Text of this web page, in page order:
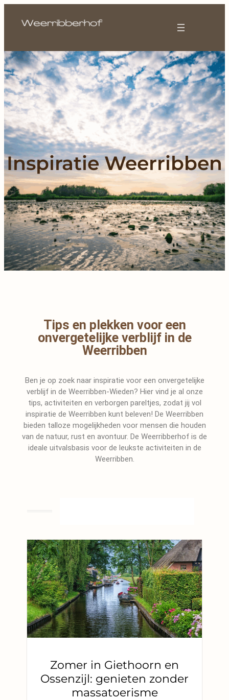
Inspiratie Weerribben
Tips en plekken voor een
onvergetelijke verblijf in de
Weerribben
Ben je op zoek naar inspiratie voor een onvergetelijke
verblijf in de Weerribben-Wieden? Hier vind je al onze
tips, activiteiten en verborgen pareltjes, zodat jij vol
inspiratie de Weerribben kunt beleven! De Weerribben
bieden talloze mogelijkheden voor mensen die houden
van de natuur, rust en avontuur. De Weerribberhof is de
ideale uitvalsbasis voor de leukste activiteiten in de
Weerribben.
Zomer in Giethoorn en
Ossenzijl: genieten zonder
massatoerisme